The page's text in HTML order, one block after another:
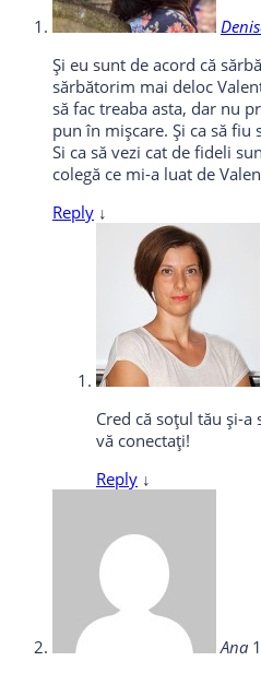
Și eu sunt de acord că
sărbătorim mai deloc
să fac treaba asta, dar nu
pun în mișcare. Și ca să
Si ca să vezi cat de fideli
colegă ce mi-a luat de
Reply ↓
Cred că soțul tău și-a
vă conectați!
Reply ↓
Ana